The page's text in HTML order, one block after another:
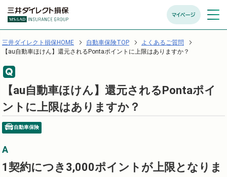
マイページ メニュ
開く
三井ダイレクト損保HOME 自動車保険TOP
よくあるご質問
【au自動車ほけん】還元されるPontaポイントに上限はありますか？
【au自動車ほけん】還元されるPontaポイ
ントに上限はありますか？
自動車保険
1契約につき3,000ポイントが上限となりま